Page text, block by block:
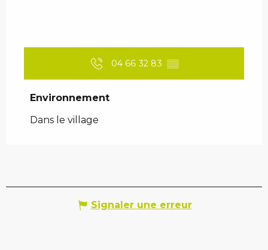
04 66 32 83 ▒▒
Environnement
Environnement
Dans le village
Signaler une erreur